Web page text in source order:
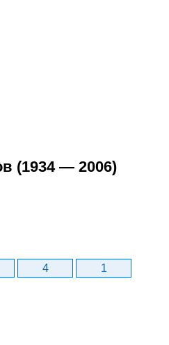
(1934 — 2006)
4 1